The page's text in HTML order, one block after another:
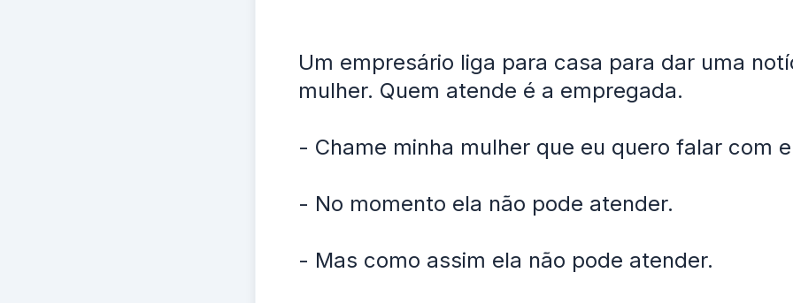
Um empresário liga para casa para dar uma
mulher. Quem atende é a empregada.
- Chame minha mulher que eu quero falar com
- No momento ela não pode atender.
- Mas como assim ela não pode atender.